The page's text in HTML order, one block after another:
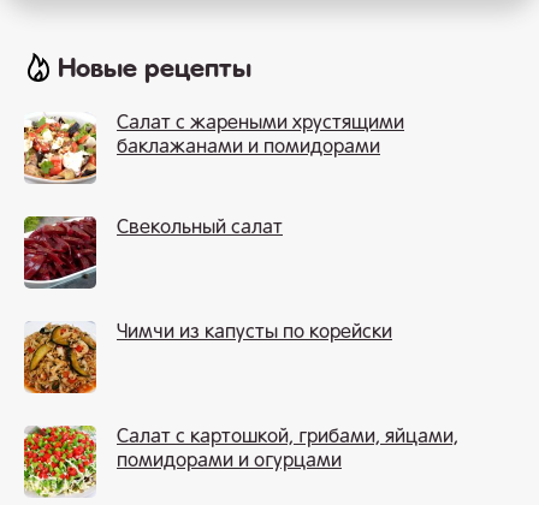
Новые рецепты
Салат с жареными хрустящими
баклажанами и помидорами
Свекольный салат
Чимчи из капусты по корейски
Салат с картошкой, грибами, яйцами,
помидорами и огурцами